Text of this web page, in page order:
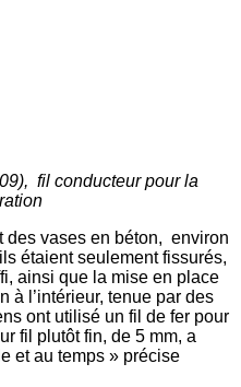
fil conducteur pour la
des vases en béton, environ
étaient seulement fissurés,
ainsi que la mise en place
à l’intérieur, tenue par des
ont utilisé un fil de fer pour
fil plutôt fin, de 5 mm, a
et au temps » précise